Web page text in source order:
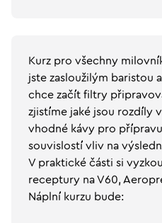
Kurz pro všechny
jste zasloužilým baristou
chce začít filtry
zjistíme jaké jsou rozdíly
vhodné kávy pro
souvislostí vliv na
V praktické části si
receptury na V60,
Náplní kurzu bude: